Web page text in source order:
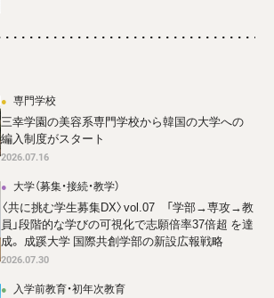
専門学校
三幸学園の美容系専門学校から韓国の大学への
編入制度がスタート
2026.07.16
大学（募集・接続・教学）
〈共に挑む学生募集DX〉vol.07 「学部→専攻→教
員」段階的な学びの可視化で志願倍率37倍超 を達
成。 成蹊大学 国際共創学部の新設広報戦略
2026.07.30
入学前教育・初年次教育